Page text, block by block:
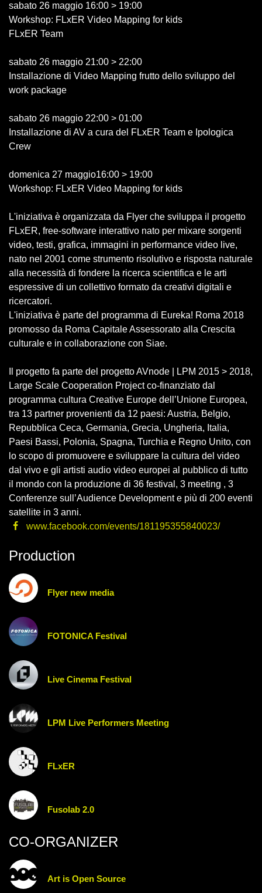
sabato 26 maggio 16:00 > 19:00
Workshop: FLxER Video Mapping for kids
FLxER Team
sabato 26 maggio 21:00 > 22:00
Installazione di Video Mapping frutto dello sviluppo del
work package
sabato 26 maggio 22:00 > 01:00
Installazione di AV a cura del FLxER Team e Ipologica
Crew
domenica 27 maggio16:00 > 19:00
Workshop: FLxER Video Mapping for kids
L'iniziativa è organizzata da Flyer che sviluppa il progetto
FLxER, free-software interattivo nato per mixare sorgenti
video, testi, grafica, immagini in performance video live,
nato nel 2001 come strumento risolutivo e risposta naturale
alla necessità di fondere la ricerca scientifica e le arti
espressive di un collettivo formato da creativi digitali e
ricercatori.
L'iniziativa è parte del programma di Eureka! Roma 2018
promosso da Roma Capitale Assessorato alla Crescita
culturale e in collaborazione con Siae.
Il progetto fa parte del progetto AVnode | LPM 2015 > 2018,
Large Scale Cooperation Project co-finanziato dal
programma cultura Creative Europe dell’Unione Europea,
tra 13 partner provenienti da 12 paesi: Austria, Belgio,
Repubblica Ceca, Germania, Grecia, Ungheria, Italia,
Paesi Bassi, Polonia, Spagna, Turchia e Regno Unito, con
lo scopo di promuovere e sviluppare la cultura del video
dal vivo e gli artisti audio video europei al pubblico di tutto
il mondo con la produzione di 36 festival, 3 meeting , 3
Conferenze sull’Audience Development e più di 200 eventi
satellite in 3 anni.
www.facebook.com/events/181195355840023/
Production
Flyer new media
FOTONICA Festival
Live Cinema Festival
LPM Live Performers Meeting
FLxER
Fusolab 2.0
CO-ORGANIZER
Art is Open Source